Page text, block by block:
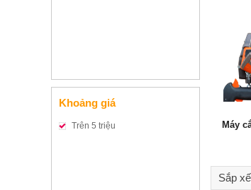
Khoảng giá
Trên 5 triệu Máy
Sắp